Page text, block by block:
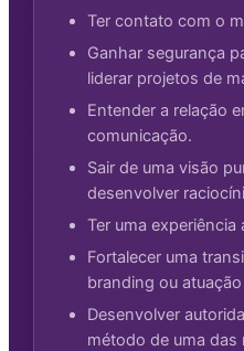
Ter contato com o
Ganhar segurança
liderar projetos de
Entender a relação
comunicação.
Sair de uma visão
desenvolver
Ter uma experiência
Fortalecer uma
branding ou
Desenvolver
método de uma das